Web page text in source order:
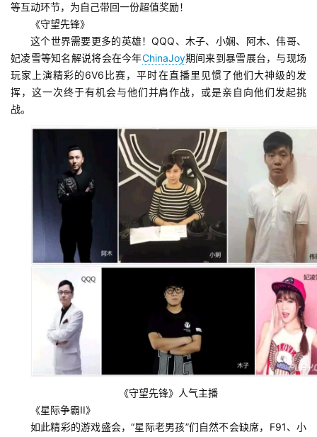
等互动环节，为自己带回一份超值奖励！
《守望先锋》
这个世界需要更多的英雄！QQQ、木子、小娴、阿木、伟哥、
妃凌雪等知名解说将会在今年ChinaJoy期间来到暴雪展台，与现场
玩家上演精彩的6V6比赛，平时在直播里见惯了他们大神级的发
挥，这一次终于有机会与他们并肩作战，或是亲自向他们发起挑
战。
《守望先锋》人气主播
《星际争霸II》
如此精彩的游戏盛会，“星际老男孩”们自然不会缺席，F91、小